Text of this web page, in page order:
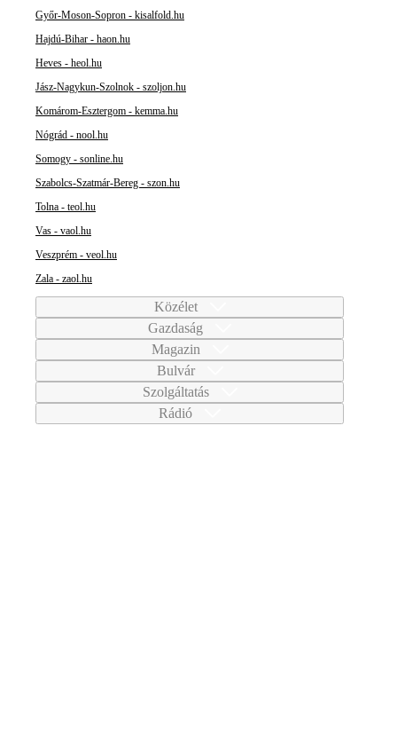
Győr-Moson-Sopron - kisalfold.hu
Hajdú-Bihar - haon.hu
Heves - heol.hu
Jász-Nagykun-Szolnok - szoljon.hu
Komárom-Esztergom - kemma.hu
Nógrád - nool.hu
Somogy - sonline.hu
Szabolcs-Szatmár-Bereg - szon.hu
Tolna - teol.hu
Vas - vaol.hu
Veszprém - veol.hu
Zala - zaol.hu
Közélet
Gazdaság
Magazin
Bulvár
Szolgáltatás
Rádió